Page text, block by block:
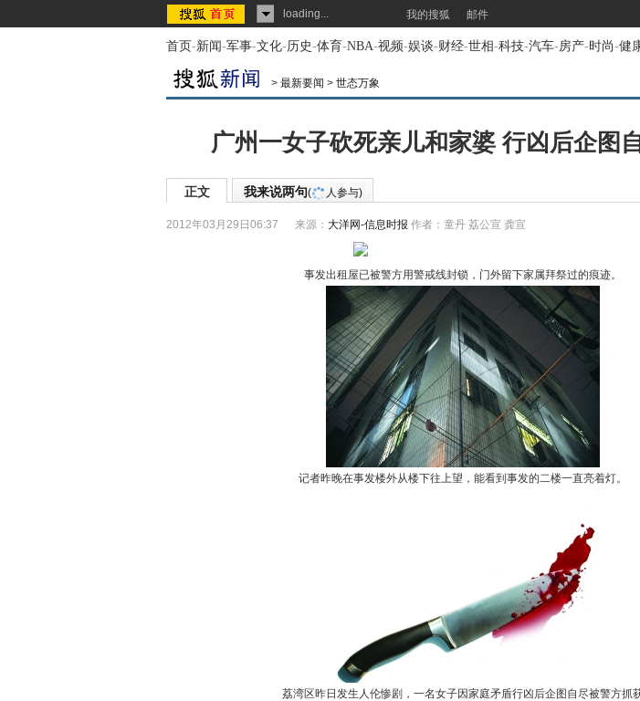
loading... 我的搜狐 邮件
首页-新闻-军事-文化-历史-体育-NBA-视频-娱谈-财经-世相-科技-汽车-房产-时尚-健
> 最新要闻 > 世态万象
广州一女子砍死亲儿和家婆 行凶后企图
正文 我来说两句( 人参与)
2012年03月29日06:37 来源： 大洋网-信息时报 作者：童丹 荔公宣 龚宣
事发出租屋已被警方用警戒线封锁，门外留下家属拜祭过的痕迹。
记者昨晚在事发楼外从楼下往上望，能看到事发的二楼一直亮着灯。
荔湾区昨日发生人伦惨剧，一名女子因家庭矛盾行凶后企图自尽被警方抓